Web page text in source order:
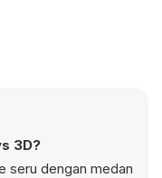
3D?
seru dengan medan